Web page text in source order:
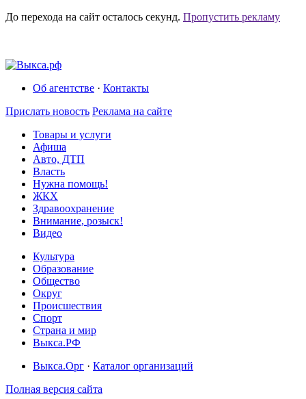
До перехода на сайт осталось секунд. Пропустить рекламу
Об агентстве · Контакты
Прислать новость Реклама на сайте
Товары и услуги
Афиша
Авто, ДТП
Власть
Нужна помощь!
ЖКХ
Здравоохранение
Внимание, розыск!
Видео
Культура
Образование
Общество
Округ
Происшествия
Спорт
Страна и мир
Выкса.РФ
Выкса.Орг · Каталог организаций
Полная версия сайта